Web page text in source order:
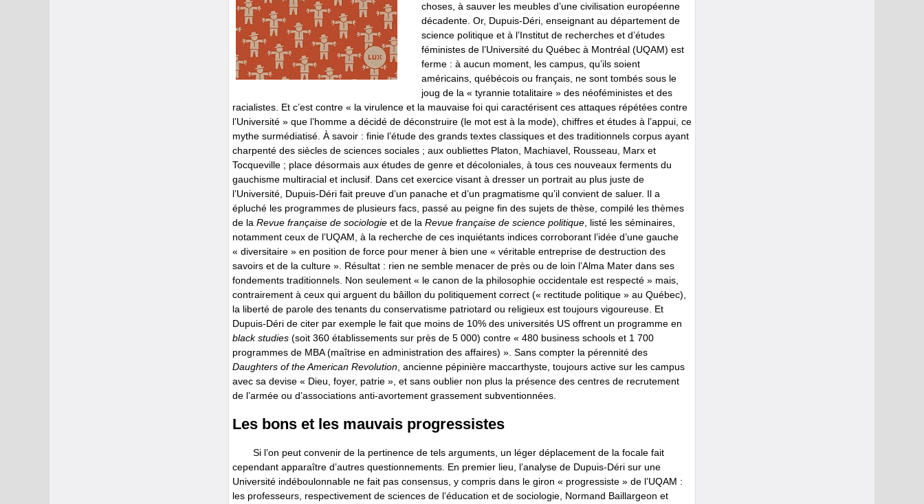
choses, à sauver les meubles d’une civilisation européenne
décadente. Or, Dupuis-Déri, enseignant au département de
science politique et à l’Institut de recherches et d’études
féministes de l’Université du Québec à Montréal (UQAM) est
ferme : à aucun moment, les campus, qu’ils soient
américains, québécois ou français, ne sont tombés sous le
joug de la « tyrannie totalitaire » des néoféministes et des
racialistes. Et c’est contre « la virulence et la mauvaise foi qui caractérisent ces attaques répétées contre
l’Université » que l’homme a décidé de déconstruire (le mot est à la mode), chiffres et études à l’appui, ce
mythe surmédiatisé. À savoir : finie l’étude des grands textes classiques et des traditionnels corpus ayant
charpenté des siècles de sciences sociales ; aux oubliettes Platon, Machiavel, Rousseau, Marx et
Tocqueville ; place désormais aux études de genre et décoloniales, à tous ces nouveaux ferments du
gauchisme multiracial et inclusif. Dans cet exercice visant à dresser un portrait au plus juste de
l’Université, Dupuis-Déri fait preuve d’un panache et d’un pragmatisme qu’il convient de saluer. Il a
épluché les programmes de plusieurs facs, passé au peigne fin des sujets de thèse, compilé les thèmes
de la Revue française de sociologie et de la Revue française de science politique, listé les séminaires,
notamment ceux de l’UQAM, à la recherche de ces inquiétants indices corroborant l’idée d’une gauche
« diversitaire » en position de force pour mener à bien une « véritable entreprise de destruction des
savoirs et de la culture ». Résultat : rien ne semble menacer de près ou de loin l’Alma Mater dans ses
fondements traditionnels. Non seulement « le canon de la philosophie occidentale est respecté » mais,
contrairement à ceux qui arguent du bâillon du politiquement correct (« rectitude politique » au Québec),
la liberté de parole des tenants du conservatisme patriotard ou religieux est toujours vigoureuse. Et
Dupuis-Déri de citer par exemple le fait que moins de 10% des universités US offrent un programme en
black studies (soit 360 établissements sur près de 5 000) contre « 480 business schools et 1 700
programmes de MBA (maîtrise en administration des affaires) ». Sans compter la pérennité des
Daughters of the American Revolution, ancienne pépinière maccarthyste, toujours active sur les campus
avec sa devise « Dieu, foyer, patrie », et sans oublier non plus la présence des centres de recrutement
de l’armée ou d’associations anti-avortement grassement subventionnées.
Les bons et les mauvais progressistes
Si l’on peut convenir de la pertinence de tels arguments, un léger déplacement de la focale fait
cependant apparaître d’autres questionnements. En premier lieu, l’analyse de Dupuis-Déri sur une
Université indéboulonnable ne fait pas consensus, y compris dans le giron « progressiste » de l’UQAM :
les professeurs, respectivement de sciences de l’éducation et de sociologie, Normand Baillargeon et